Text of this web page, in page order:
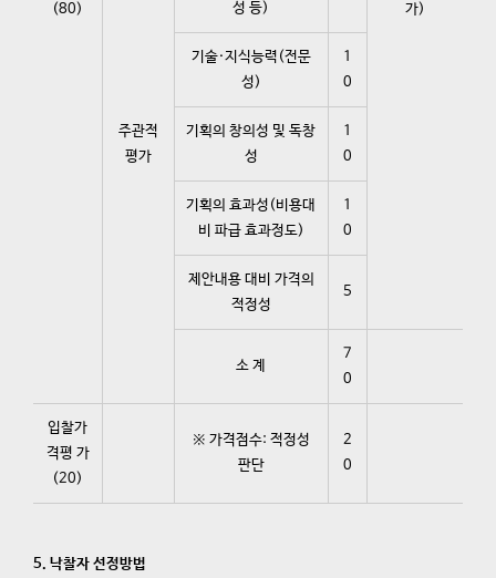
(80)
가)
주관적
평가
성 등)
기술·지식능력(전문
성)
1
0
기획의 창의성 및 독창
성
1
0
기획의 효과성(비용대
비 파급 효과정도)
1
0
제안내용 대비 가격의
적정성
5
소 계
7
0
입찰가
격평 가
(20)
※ 가격점수: 적정성
판단
2
0
5. 낙찰자 선정방법